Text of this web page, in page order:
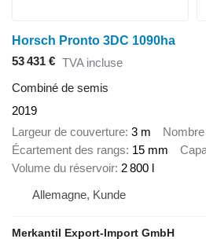
Horsch Pronto 3DC 1090ha
53 431 € TVA incluse
Combiné de semis
2019
Largeur de couverture 3 m
Écartement des rangs 15 mm
Volume du réservoir 2 800 l
Allemagne, Kunde
Merkantil Export-Import GmbH